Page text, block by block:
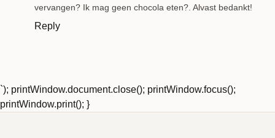
vervangen? Ik mag geen chocola eten?. Alvast bedankt!
Reply
`); printWindow.document.close(); printWindow.focus();
printWindow.print(); }